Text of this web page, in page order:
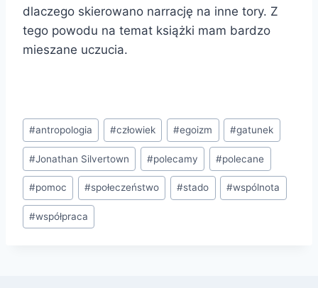
dlaczego skierowano narrację na inne tory. Z
tego powodu na temat książki mam bardzo
mieszane uczucia.
Tagi
wpisu:
#antropologia #człowiek #egoizm #gatunek
#Jonathan Silvertown #polecamy #polecane
#pomoc #społeczeństwo #stado #wspólnota
#współpraca